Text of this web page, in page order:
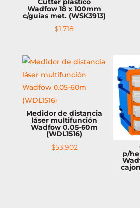
Cutter plástico
Wadfow 18 x 100mm
c/guías met. (WSK3913)
$1.718
Medidor de distancia
láser multifunción
Wadfow 0.05-60m
(WDL1516)
$53.902
p/